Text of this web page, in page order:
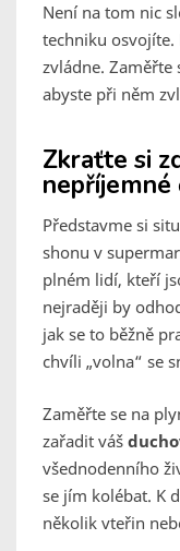
Není na tom nic
techniku
zvládne. Zaměřte
abyste při něm
Zkraťte si
nepříjemné
Představme si
shonu v
plném lidí, kteří
nejraději by
jak se to běžně
chvíli „volna“ se
Zaměřte se na
zařadit váš
všednodenního
se jím kolébat. K
několik vteřin